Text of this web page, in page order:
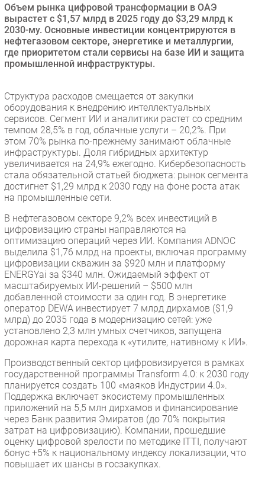
CIO/Управление ИТ
Гаджеты
Здоровье
РАЗДЕЛЫ
Новости
Аналитика
Интервью
Мероприятия
Проекты
IT класс
Тестовый стенд
Каталог компаний
Объем рынка цифровой трансформации в ОАЭ
вырастет с $1,57 млрд в 2025 году до $3,29 млрд к
2030-му. Основные инвестиции концентрируются в
нефтегазовом секторе, энергетике и металлургии,
где приоритетом стали сервисы на базе ИИ и защита
промышленной инфраструктуры.
Структура расходов смещается от закупки
оборудования к внедрению интеллектуальных
сервисов. Сегмент ИИ и аналитики растет со средним
темпом 28,5% в год, облачные услуги – 20,2%. При
этом 70% рынка по-прежнему занимают облачные
инфраструктуры. Доля гибридных архитектур
увеличивается на 24,9% ежегодно. Кибербезопасность
стала обязательной статьей бюджета: рынок сегмента
достигнет $1,29 млрд к 2030 году на фоне роста атак
на промышленные сети.
В нефтегазовом секторе 9,2% всех инвестиций в
цифровизацию страны направляются на
оптимизацию операций через ИИ. Компания ADNOC
выделила $1,76 млрд на проекты, включая программу
цифровизации скважин за $920 млн и платформу
ENERGYai за $340 млн. Ожидаемый эффект от
масштабируемых ИИ-решений – $500 млн
добавленной стоимости за один год. В энергетике
оператор DEWA инвестирует 7 млрд дирхамов ($1,9
млрд) до 2035 года в модернизацию сетей: уже
установлено 2,3 млн умных счетчиков, запущена
дорожная карта перехода к «утилите, нативному к ИИ».
Производственный сектор цифровизируется в рамках
государственной программы Transform 4.0: к 2030 году
планируется создать 100 «маяков Индустрии 4.0».
Поддержка включает экосистему промышленных
приложений на 5,5 млн дирхамов и финансирование
через Банк развития Эмиратов (до 70% покрытия
затрат на цифровизацию). Компании, прошедшие
оценку цифровой зрелости по методике ITTI, получают
бонус +5% к национальному индексу локализации, что
повышает их шансы в госзакупках.